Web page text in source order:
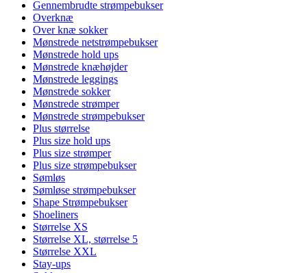
Gennembrudte strømpebukser
Overknæ
Over knæ sokker
Mønstrede netstrømpebukser
Mønstrede hold ups
Mønstrede knæhøjder
Mønstrede leggings
Mønstrede sokker
Mønstrede strømper
Mønstrede strømpebukser
Plus størrelse
Plus size hold ups
Plus size strømper
Plus size strømpebukser
Sømløs
Sømløse strømpebukser
Shape Strømpebukser
Shoeliners
Størrelse XS
Størrelse XL, størrelse 5
Størrelse XXL
Stay-ups